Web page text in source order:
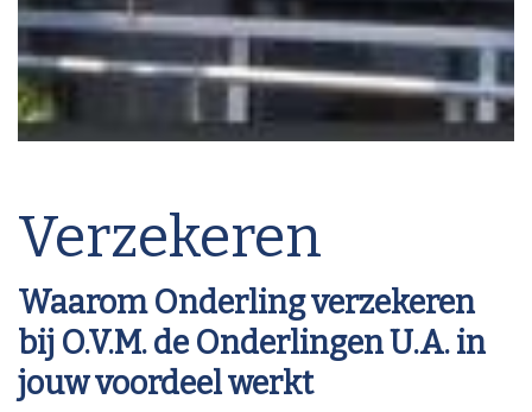
Verzekeren
Waarom Onderling verzekeren
bij O.V.M. de Onderlingen U.A. in
jouw voordeel werkt